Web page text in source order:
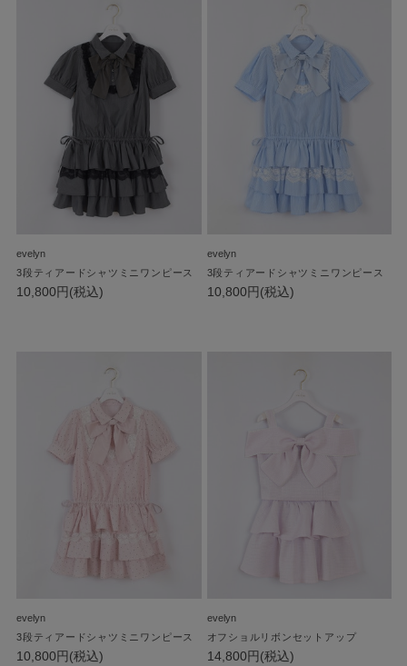
evelyn
3段ティアードシャツミニワンピース
10,800円(税込)
evelyn
3段ティアードシャツミニワンピース
10,800円(税込)
evelyn
3段ティアードシャツミニワンピース
10,800円(税込)
evelyn
オフショルリボンセットアップ
14,800円(税込)